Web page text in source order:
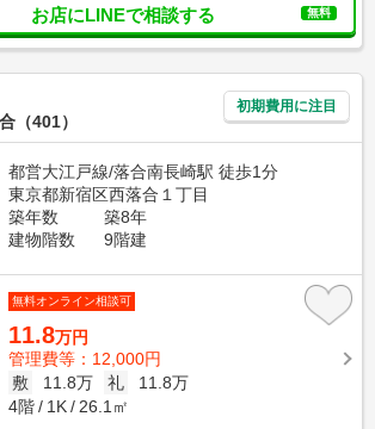
お店にLINEで相談する 無料
（401）
初期費用に注目
都営大江戸線/落合南長崎駅 徒歩1分
東京都新宿区西落合１丁目
築年数
築8年
建物階数
9階建
無料オンライン相談可
11.8万円
管理費等：12,000円
敷
11.8万 礼
11.8万
4階
1K 26.1㎡